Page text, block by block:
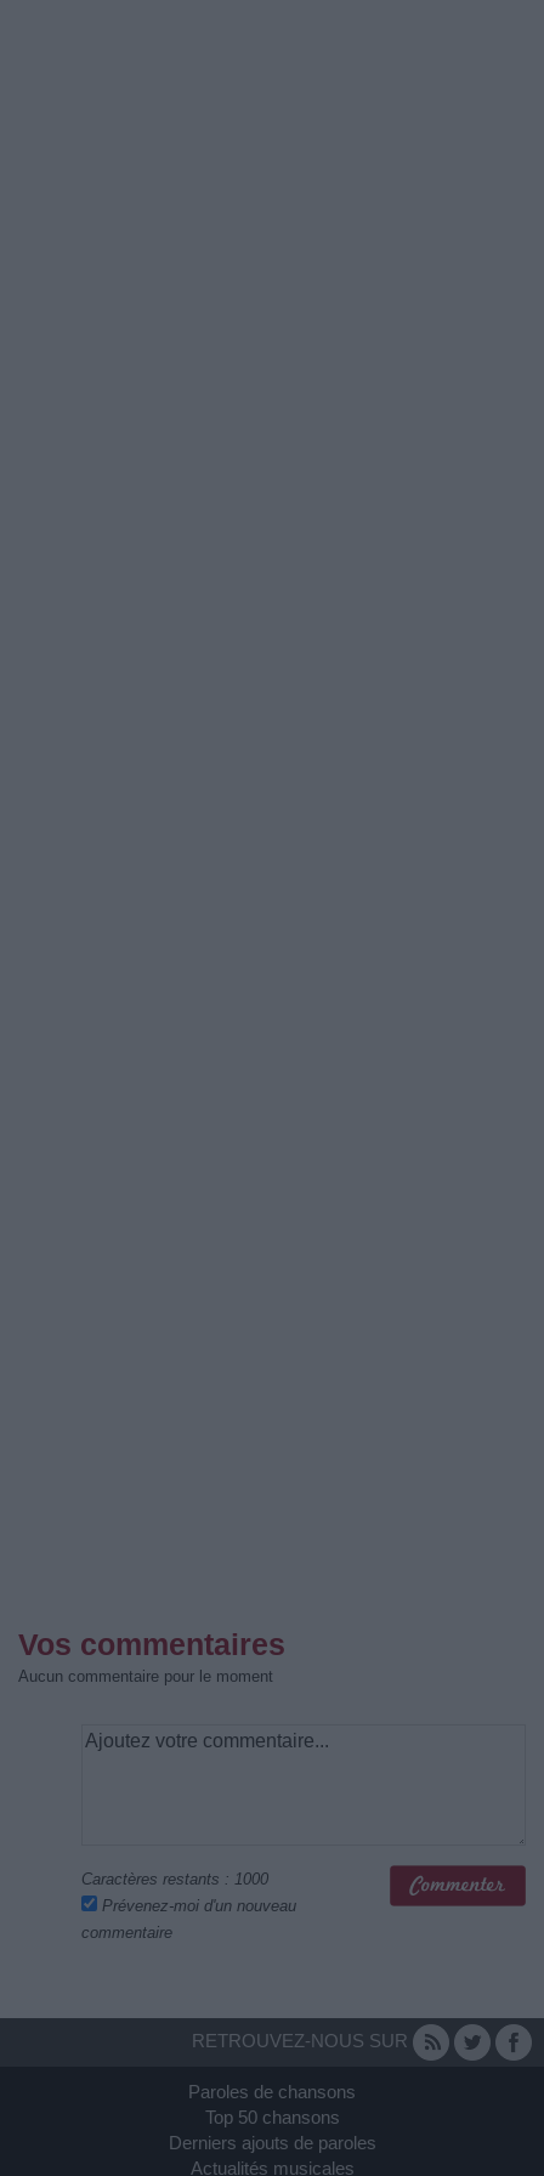
Vos commentaires
Aucun commentaire pour le moment
Caractères restants : 1000
Prévenez-moi d'un nouveau
commentaire
RETROUVEZ-NOUS SUR
Paroles de chansons
Top 50 chansons
Derniers ajouts de paroles
Actualités musicales